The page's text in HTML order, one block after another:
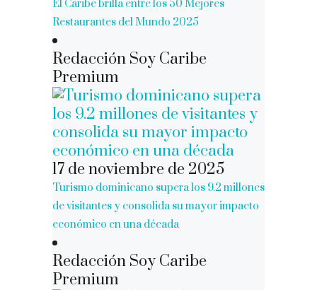
El Caribe brilla entre los 50 Mejores
Restaurantes del Mundo 2025
Redacción Soy Caribe
Premium
17 de noviembre de 2025
Turismo dominicano supera los 9.2 millones
de visitantes y consolida su mayor impacto
económico en una década
Redacción Soy Caribe
Premium